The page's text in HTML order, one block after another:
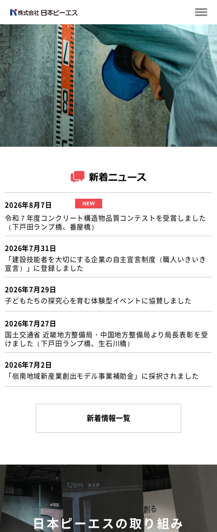
2026年8月7日
令和７年度コンクリート構造物品質コンテストを受賞しました
（下戸田ランプ橋、番屋橋）
2026年7月31日
「建設技能者を大切にする企業の自主宣言制度（職人いきいき
宣言）」に登録しました
2026年7月29日
子どもたちの探究心を育む体験型イベントに協賛しました
2026年7月27日
国土交通省 近畿地方整備局・中国地方整備局より局長表彰を受
けました（下戸田ランプ橋、生石川橋）
2026年7月2日
「嶺南地域新産業創出モデル事業補助金」に採択されました
新着情報一覧
日本ピーエスの取り組み